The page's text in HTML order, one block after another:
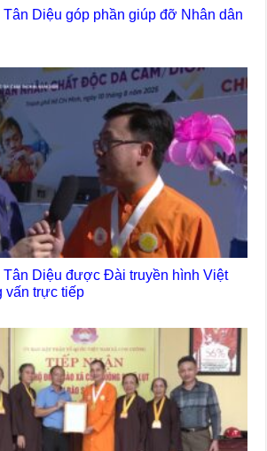
Diệu góp phần giúp đỡ Nhân dân
Tân Diệu được Đài truyền hình Việt
vấn trực tiếp